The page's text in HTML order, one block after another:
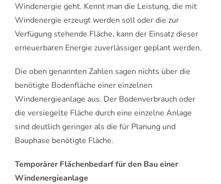
Windenergie geht. Kennt man die Leistung, die mit
Windenergie erzeugt werden soll oder die zur
Verfügung stehende Fläche, kann der Einsatz dieser
erneuerbaren Energie zuverlässiger geplant werden.
Die oben genannten Zahlen sagen nichts über die
benötigte Bodenfläche einer einzelnen
Windenergieanlage aus. Der Bodenverbrauch oder
die versiegelte Fläche durch eine einzelne Anlage
sind deutlich geringer als die für Planung und
Bauphase benötigte Fläche.
Temporärer Flächenbedarf für den Bau einer
Windenergieanlage